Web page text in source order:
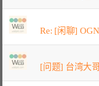
Re: [闲聊]
[问题] 台湾大